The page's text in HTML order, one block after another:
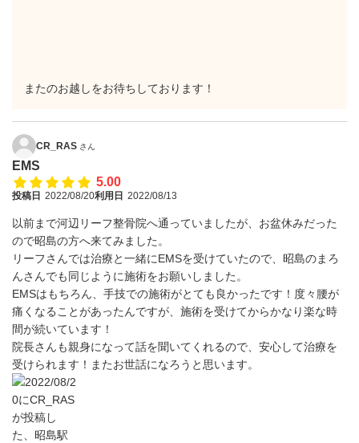
またのお越しをお待ちしております！
CR_RAS さん
EMS
5.00
投稿日 2022/08/20利用日 2022/08/13
以前まで河辺リーフ整骨院へ通っていましたが、お盆休みだった
ので昭島の方へ来てみました。
リーフさんでは治療と一緒にEMSを受けていたので、昭島のまろ
んさんでも同じように施術をお願いしました。
EMSはもちろん、手技での施術がとても良かったです！度々腰が
痛くなることがあったんですが、施術を受けてからかなり楽な時
間が続いています！
院長さんも親身になって話を聞いてくれるので、安心して治療を
受けられます！またお世話になろうと思います。